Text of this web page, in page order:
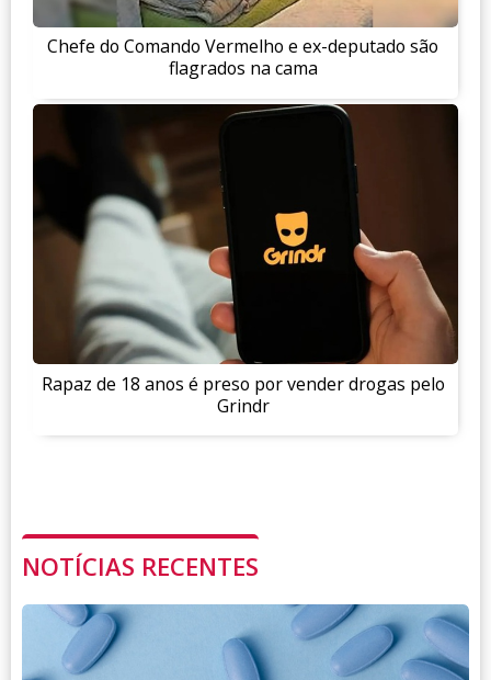
Chefe do Comando Vermelho e ex-deputado são
flagrados na cama
Rapaz de 18 anos é preso por vender drogas pelo
Grindr
NOTÍCIAS RECENTES